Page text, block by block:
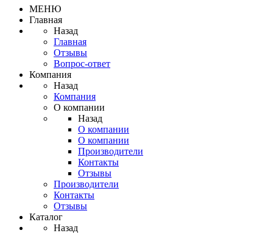
МЕНЮ
Главная
Назад
Главная
Отзывы
Вопрос-ответ
Компания
Назад
Компания
О компании
Назад
О компании
О компании
Производители
Контакты
Отзывы
Производители
Контакты
Отзывы
Каталог
Назад